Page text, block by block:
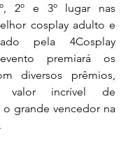
2º e 3º lugar nas
cosplay adulto e
pela 4Cosplay
premiará os
diversos prêmios,
valor incrível de
o grande vencedor na